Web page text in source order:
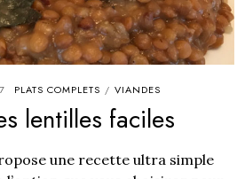
PLATS COMPLETS / VIANDES
lentilles faciles
une recette ultra simple